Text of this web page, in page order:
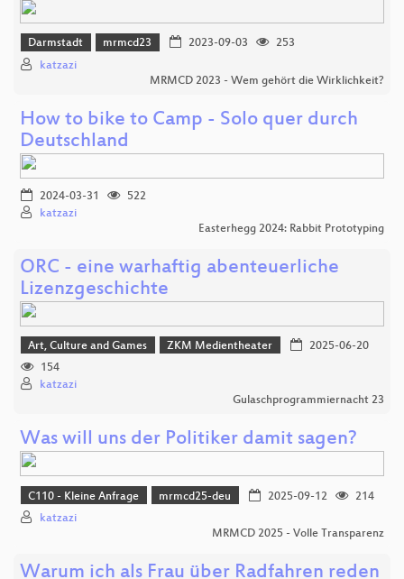
Darmstadt mrmcd23 2023-09-03
253
katzazi
MRMCD 2023 - Wem gehört die Wirklichkeit?
How to bike to Camp - Solo quer durch
Deutschland
2024-03-31
522
katzazi
Easterhegg 2024: Rabbit Prototyping
ORC - eine warhaftig abenteuerliche
Lizenzgeschichte
Art, Culture and Games ZKM Medientheater
2025-06-20
154
katzazi
Gulaschprogrammiernacht 23
Was will uns der Politiker damit sagen?
C110 - Kleine Anfrage mrmcd25-deu 2025-09-12
214
katzazi
MRMCD 2025 - Volle Transparenz
Warum ich als Frau über Radfahren reden